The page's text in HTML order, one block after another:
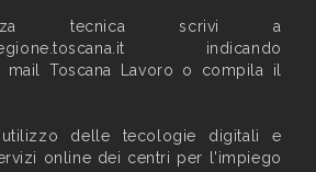
tecnica scrivi a
indicando
Toscana Lavoro o compila il
delle tecologie digitali e
online dei centri per l'impiego